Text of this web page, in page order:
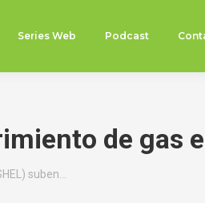
Series Web Podcast
de gas
suben…